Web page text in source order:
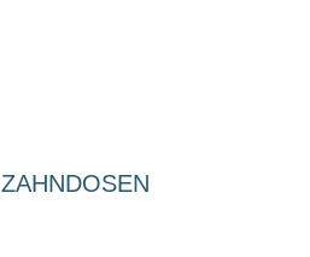
ZAHNDOSEN